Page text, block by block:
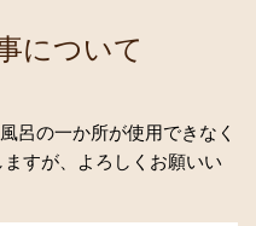
について
呂の一か所が使用できなく
すが、よろしくお願いい